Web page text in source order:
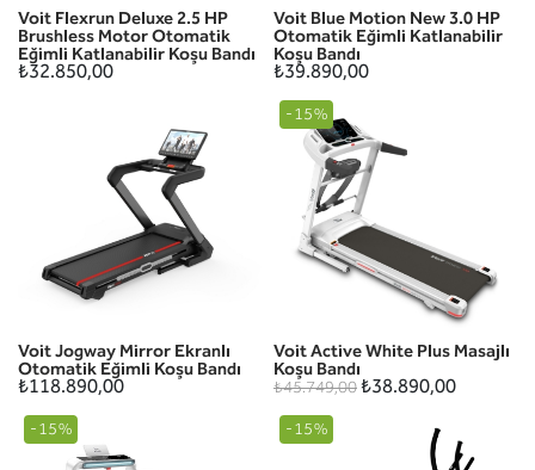
Voit Flexrun Deluxe 2.5 HP
Brushless Motor Otomatik
Eğimli Katlanabilir Koşu Bandı
₺32.850,00
Voit Blue Motion New 3.0 HP
Otomatik Eğimli Katlanabilir
Koşu Bandı
₺39.890,00
Voit Jogway Mirror Ekranlı
Otomatik Eğimli Koşu Bandı
₺118.890,00
-15%
Voit Active White Plus Masajlı
Koşu Bandı
₺45.749,00₺38.890,00
-15% -15%